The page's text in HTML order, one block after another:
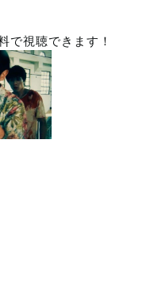
で視聴できます！